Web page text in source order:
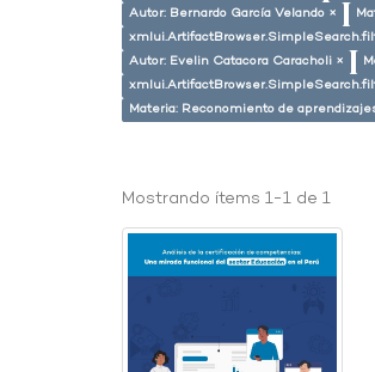
Autor: Bernardo García Velando ×
Autor: Evelin Catacora Caracholi ×
Materia: Reconomiento de
Mostrando ítems 1-1 de 1